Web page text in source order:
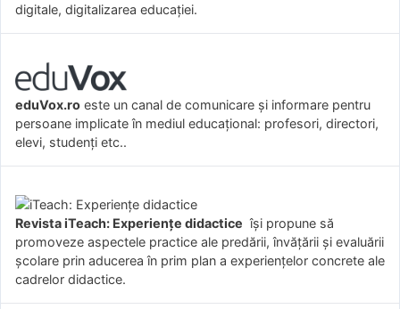
digitale, digitalizarea educației.
eduVox.ro este un canal de comunicare și informare pentru
persoane implicate în mediul educațional: profesori, directori,
elevi, studenți etc..
Revista iTeach: Experienţe didactice îşi propune să
promoveze aspectele practice ale predării, învăţării şi evaluării
şcolare prin aducerea în prim plan a experienţelor concrete ale
cadrelor didactice.